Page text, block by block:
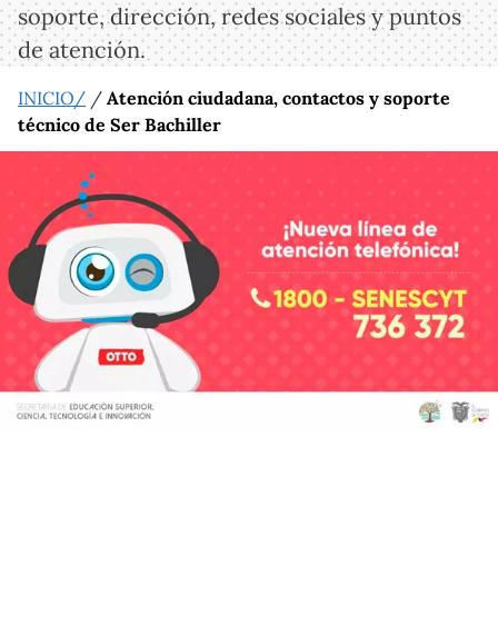
soporte, dirección, redes sociales y puntos
de atención.
INICIO/ / Atención ciudadana, contactos y soporte
técnico de Ser Bachiller